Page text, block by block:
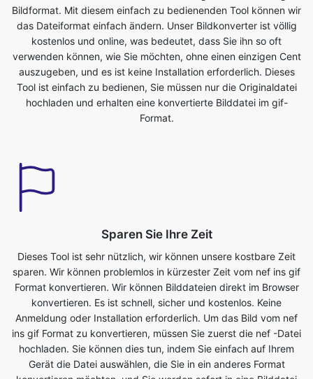
auszugeben, und es ist keine Installation erforderlich. Dieses
Tool ist einfach zu bedienen, Sie müssen nur die Originaldatei
hochladen und erhalten eine konvertierte Bilddatei im gif-
Format.
Dieses Tool ist sehr nützlich, wir können unsere kostbare Zeit
sparen. Wir können problemlos in kürzester Zeit vom nef ins gif
konvertieren. Es ist schnell, sicher und kostenlos. Keine
Anmeldung oder Installation erforderlich. Um das Bild vom nef
ins gif Format zu konvertieren, müssen Sie zuerst die nef -Datei
hochladen. Sie können dies tun, indem Sie einfach auf Ihrem
Gerät die Datei auswählen, die Sie in ein anderes Format
konvertieren möchten, und Sie werden sofort in eine Bilddatei
im gif -Format konvertiert.